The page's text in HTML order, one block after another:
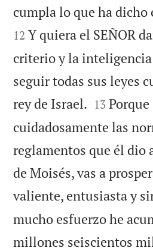
cumpla lo que ha dicho
12 Y quiera el SEÑOR
criterio y la
seguir todas sus leyes
rey de Israel. 

13 Porque
cuidadosamente las
reglamentos que él dio
de Moisés, vas a
valiente, entusiasta y
mucho esfuerzo he
millones seiscientos